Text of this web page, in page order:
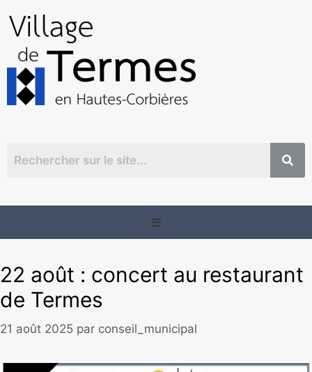
22 août : concert au restaurant
de Termes
21 août 2025 par conseil_municipal